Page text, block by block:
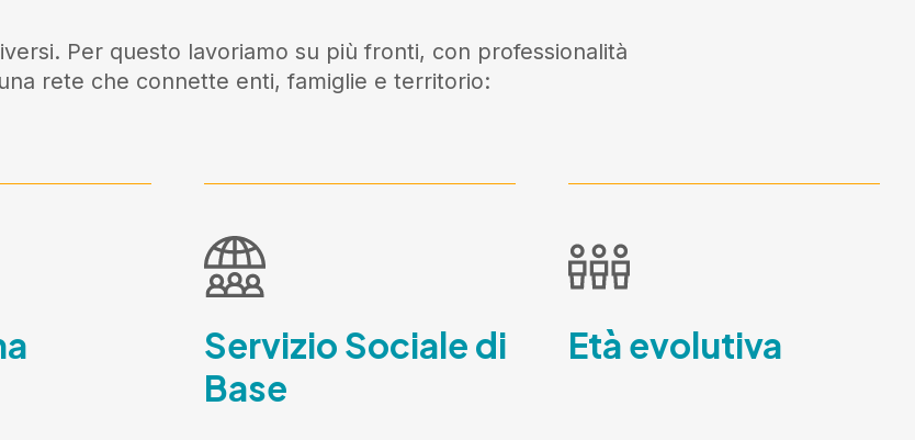
Per questo lavoriamo su più fronti, con professionalità
rete che connette enti, famiglie e territorio:
Servizio Sociale di
Base
Età evolutiva